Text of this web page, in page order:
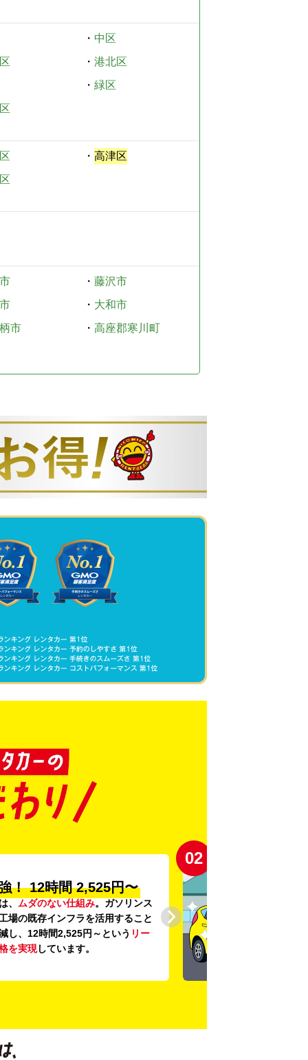
・ 中区
・ 港北区
・ 緑区
・ 高津区
・ 藤沢市
・ 大和市
市
・ 高座郡寒川町
「安心・安全・清潔」
、 24項目の車両点検と車内外の清
。安心感と清潔感を感じていただ
こだわっています。
03